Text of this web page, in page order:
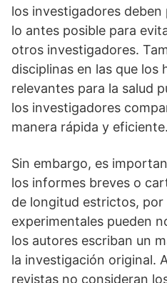
los investigadores deben
lo antes posible para
otros investigadores.
disciplinas en las que los
relevantes para la salud
los investigadores
manera rápida y eficiente.
Sin embargo, es
los informes breves o
de longitud estrictos, por
experimentales pueden
los autores escriban un
la investigación original.
revistas no consideran